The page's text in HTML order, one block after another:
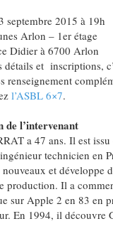
septembre 2015 à 19h
Arlon – 1er étage
Didier à 6700 Arlon
détails et inscriptions,
renseignement
l’ASBL 6×7.
de l’intervenant
a 47 ans. Il est issu
technicien en
et développe
production. Il a
sur Apple 2 en 83 en
En 1994, il découvre